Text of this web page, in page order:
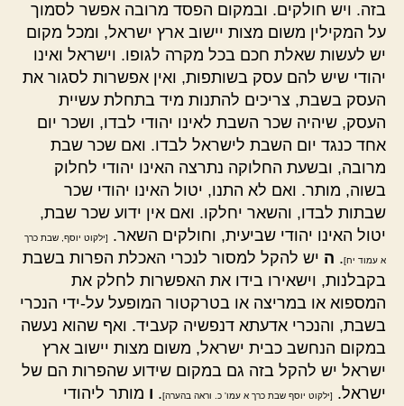
בזה. ויש חולקים. ובמקום הפסד מרובה אפשר לסמוך
על המקילין משום מצות יישוב ארץ ישראל, ומכל מקום
יש לעשות שאלת חכם בכל מקרה לגופו. וישראל ואינו
יהודי שיש להם עסק בשותפות, ואין אפשרות לסגור את
העסק בשבת, צריכים להתנות מיד בתחלת עשיית
העסק, שיהיה שכר השבת לאינו יהודי לבדו, ושכר יום
אחד כנגד יום השבת לישראל לבדו. ואם שכר שבת
מרובה, ובשעת החלוקה נתרצה האינו יהודי לחלוק
בשוה, מותר. ואם לא התנו, יטול האינו יהודי שכר
שבתות לבדו, והשאר יחלקו. ואם אין ידוע שכר שבת,
יטול האינו יהודי שביעית, וחולקים השאר.
[ילקוט יוסף, שבת כרך
א עמוד יח]. ה יש להקל למסור לנכרי האכלת הפרות בשבת
בקבלנות, וישאירו בידו את האפשרות לחלק את
המספוא או במריצה או בטרקטור המופעל על-ידי הנכרי
בשבת, והנכרי אדעתא דנפשיה קעביד. ואף שהוא נעשה
במקום הנחשב כבית ישראל, משום מצות יישוב ארץ
ישראל יש להקל בזה גם במקום שידוע שהפרות הם של
ישראל.
[ילקוט יוסף שבת כרך א עמו' כ. וראה בהערה]. ו מותר ליהודי